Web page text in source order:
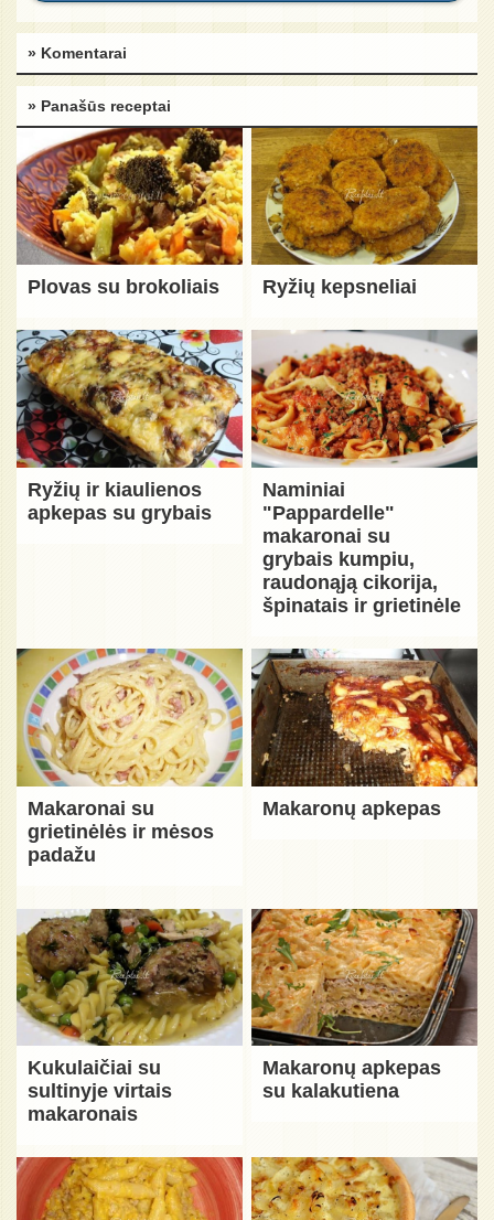
» Komentarai
» Panašūs receptai
Plovas su brokoliais Ryžių kepsneliai
Ryžių ir kiaulienos
apkepas su grybais
Naminiai
"Pappardelle"
makaronai su
grybais kumpiu,
raudonąją cikorija,
špinatais ir grietinėle
Makaronai su
grietinėlės ir mėsos
padažu
Makaronų apkepas
Kukulaičiai su
sultinyje virtais
makaronais
Makaronų apkepas
su kalakutiena